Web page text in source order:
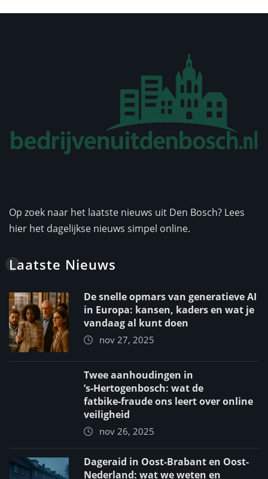
Op zoek naar het laatste nieuws uit Den Bosch? Lees
hier het dagelijkse nieuws simpel online.
Laatste Nieuws
De snelle opmars van generatieve AI
in Europa: kansen, kaders en wat je
vandaag al kunt doen
nov 27, 2025
Twee aanhoudingen in
’s‑Hertogenbosch: wat de
fatbike‑fraude ons leert over online
veiligheid
nov 26, 2025
Dageraid in Oost-Brabant en Oost-
Nederland: wat we weten en